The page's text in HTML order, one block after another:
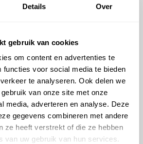
Details Over
gebruik van cookies
om content en advertenties te
functies voor social media te bieden
te analyseren. Ook delen we
van onze site met onze
media, adverteren en analyse. Deze
gegevens combineren met andere
ze heeft verstrekt of die ze hebben
van uw gebruik van hun services.
(kaders)
1200 kg